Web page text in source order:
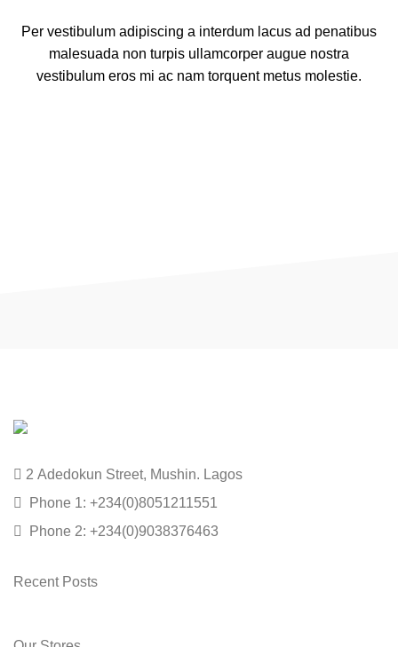
Per vestibulum adipiscing a interdum lacus ad penatibus
malesuada non turpis ullamcorper augue nostra
vestibulum eros mi ac nam torquent metus molestie.
2 Adedokun Street, Mushin. Lagos
Phone 1: +234(0)8051211551
Phone 2: +234(0)9038376463
Recent Posts